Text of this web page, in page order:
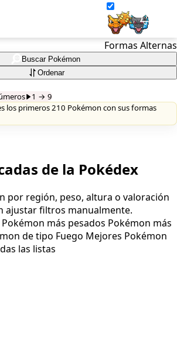
Formas Alternas
Buscar Pokémon
Ordenar
1 → 9
los primeros 210 Pokémon con sus formas
de la Pokédex
por región, peso, altura o valoración
ajustar filtros manualmente.
Pokémon más pesados Pokémon más
de tipo Fuego Mejores Pokémon
las listas